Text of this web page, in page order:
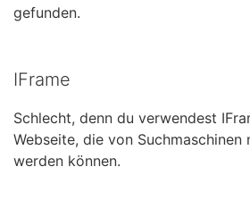
gefunden.
IFrame
Schlecht, denn du verwendest
Webseite, die von
werden können.